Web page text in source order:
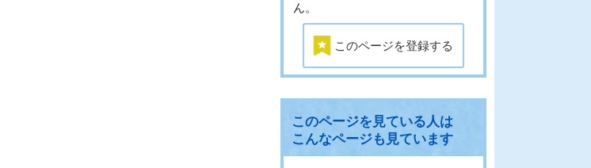
ん。
このページを登録する
このページを見ている人は
こんなページも見ています